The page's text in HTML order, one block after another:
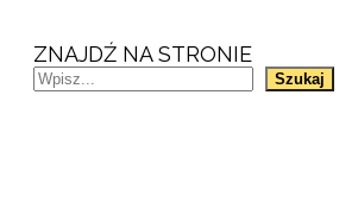
ZNAJDŹ NA STRONIE
Szukaj